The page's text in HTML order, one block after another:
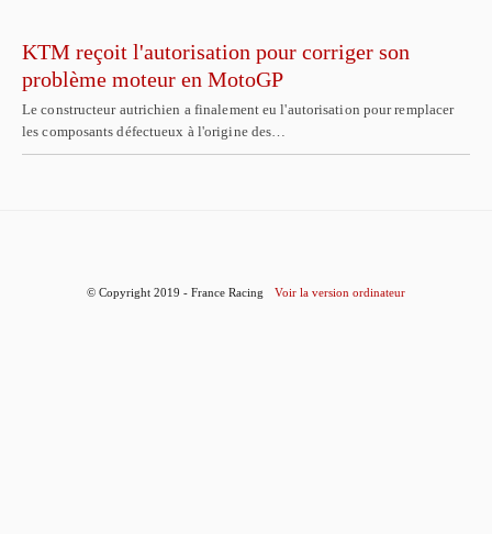
KTM reçoit l'autorisation pour corriger son
problème moteur en MotoGP
Le constructeur autrichien a finalement eu l'autorisation pour remplacer
les composants défectueux à l'origine des…
© Copyright 2019 - France Racing Voir la version ordinateur